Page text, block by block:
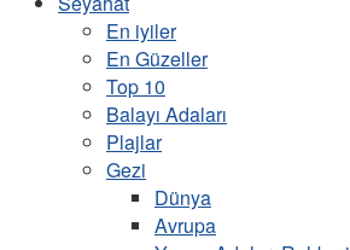
En iyiler
En Güzeller
Top 10
Balayı Adaları
Plajlar
Gezi
Dünya
Avrupa